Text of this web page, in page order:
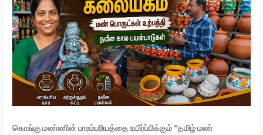
கொங்கு மண்ணின் பாரம்பரியத்தை உயிர்ப்பிக்கும் “தமிழ் மண்